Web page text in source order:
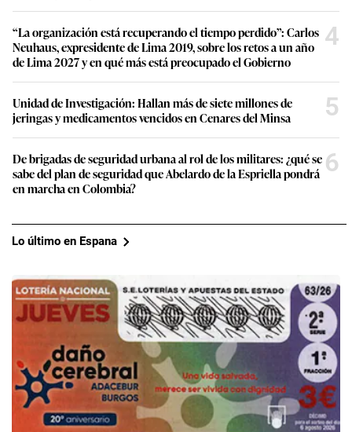
“La organización está recuperando el tiempo perdido”: Carlos
Neuhaus, expresidente de Lima 2019, sobre los retos a un año
de Lima 2027 y en qué más está preocupado el Gobierno
4
Unidad de Investigación: Hallan más de siete millones de
jeringas y medicamentos vencidos en Cenares del Minsa
5
De brigadas de seguridad urbana al rol de los militares: ¿qué se
sabe del plan de seguridad que Abelardo de la Espriella pondrá
en marcha en Colombia?
6
Lo último en Espana